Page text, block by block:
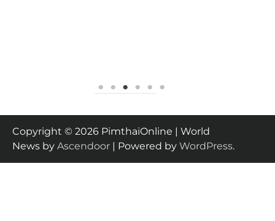
Copyright © 2026 PimthaiOnline | World
News by Ascendoor | Powered by WordPress.